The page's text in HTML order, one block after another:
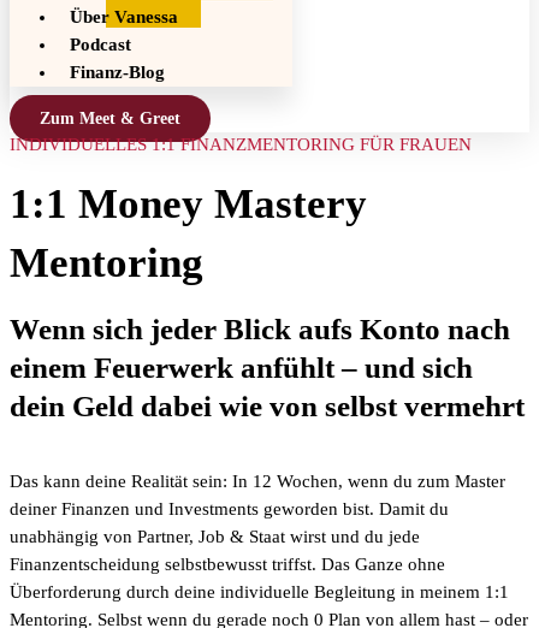
Über Vanessa
Podcast
Finanz-Blog
Zum Meet & Greet
INDIVIDUELLES 1:1 FINANZMENTORING FÜR FRAUEN
1:1 Money Mastery
Mentoring
Wenn sich jeder Blick aufs Konto nach
einem Feuerwerk anfühlt – und sich
dein Geld dabei wie von selbst vermehrt
Das kann deine Realität sein: In 12 Wochen, wenn du zum Master
deiner Finanzen und Investments geworden bist. Damit du
unabhängig von Partner, Job & Staat wirst und du jede
Finanzentscheidung selbstbewusst triffst. Das Ganze ohne
Überforderung durch deine individuelle Begleitung in meinem 1:1
Mentoring. Selbst wenn du gerade noch 0 Plan von allem hast – oder